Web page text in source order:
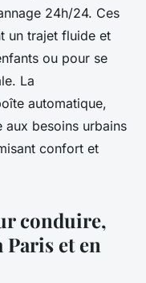
24h/24. Ces
un trajet fluide et
ou pour se
La
automatique,
aux besoins urbains
confort et
conduire,
et en